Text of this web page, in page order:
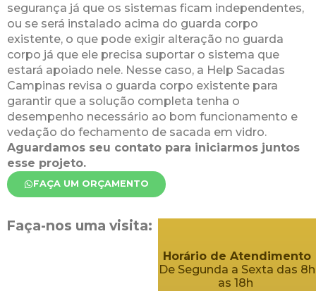
segurança já que os sistemas ficam independentes,
ou se será instalado acima do guarda corpo
existente, o que pode exigir alteração no guarda
corpo já que ele precisa suportar o sistema que
estará apoiado nele. Nesse caso, a Help Sacadas
Campinas revisa o guarda corpo existente para
garantir que a solução completa tenha o
desempenho necessário ao bom funcionamento e
vedação do fechamento de sacada em vidro.
Aguardamos seu contato para iniciarmos juntos
esse projeto.
FAÇA UM ORÇAMENTO
Faça-nos uma visita:
Horário de Atendimento
De Segunda a Sexta das 8h
as 18h